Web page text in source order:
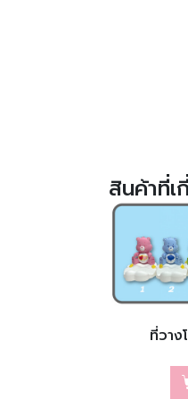
สินค้าที่
ที่วา